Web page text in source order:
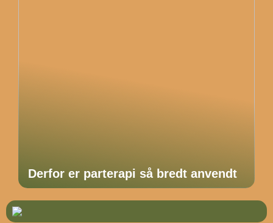
Derfor er parterapi så bredt anvendt